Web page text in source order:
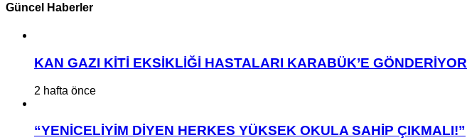
Güncel Haberler
KAN GAZI KİTİ EKSİKLİĞİ HASTALARI KARABÜK’E GÖNDERİYOR
2 hafta önce
“YENİCELİYİM DİYEN HERKES YÜKSEK OKULA SAHİP ÇIKMALI!”